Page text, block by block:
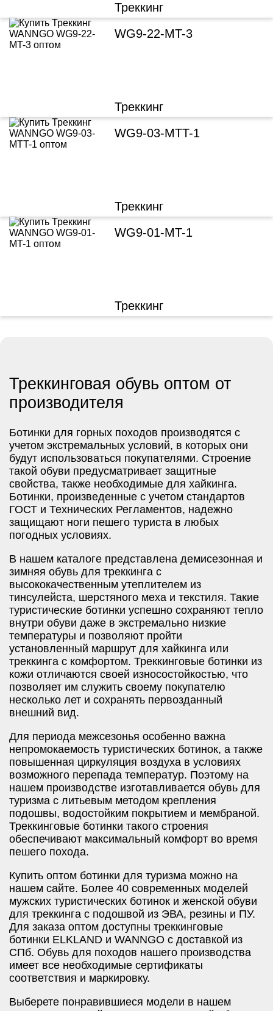
Треккинг
WG9-22-MT-3
Треккинг
WG9-03-MTT-1
Треккинг
WG9-01-MT-1
Треккинг
Треккинговая обувь оптом от
производителя
Ботинки для горных походов производятся с
учетом экстремальных условий, в которых они
будут использоваться покупателями. Строение
такой обуви предусматривает защитные
свойства, также необходимые для хайкинга.
Ботинки, произведенные с учетом стандартов
ГОСТ и Технических Регламентов, надежно
защищают ноги пешего туриста в любых
погодных условиях.
В нашем каталоге представлена демисезонная и
зимняя обувь для треккинга с
высококачественным утеплителем из
тинсулейста, шерстяного меха и текстиля. Такие
туристические ботинки успешно сохраняют тепло
внутри обуви даже в экстремально низкие
температуры и позволяют пройти
установленный маршрут для хайкинга или
треккинга с комфортом. Треккинговые ботинки из
кожи отличаются своей износостойкостью, что
позволяет им служить своему покупателю
несколько лет и сохранять первозданный
внешний вид.
Для периода межсезонья особенно важна
непромокаемость туристических ботинок, а также
повышенная циркуляция воздуха в условиях
возможного перепада температур. Поэтому на
нашем производстве изготавливается обувь для
туризма с литьевым методом крепления
подошвы, водостойким покрытием и мембраной.
Треккинговые ботинки такого строения
обеспечивают максимальный комфорт во время
пешего похода.
Купить оптом ботинки для туризма можно на
нашем сайте. Более 40 современных моделей
мужских туристических ботинок и женской обуви
для треккинга с подошвой из ЭВА, резины и ПУ.
Для заказа оптом доступны треккинговые
ботинки ELKLAND и WANNGO с доставкой из
СПб. Обувь для походов нашего производства
имеет все необходимые сертификаты
соответствия и маркировку.
Выберете понравившиеся модели в нашем